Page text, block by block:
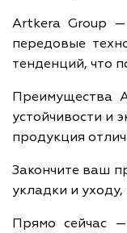
Artkera Group —
передовые
тенденций, что
Преимущества
устойчивости и
продукция
Закончите ваш
укладки и
Прямо сейчас